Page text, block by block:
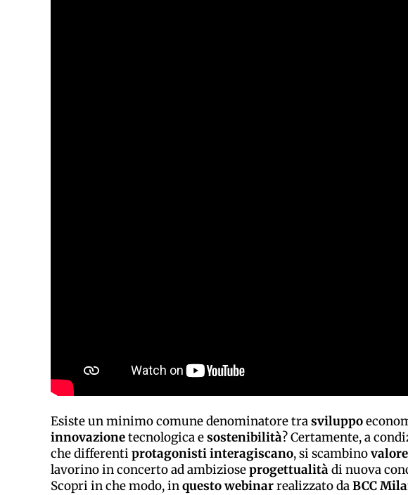
Esiste un minimo comune denominatore trasviluppo
innovazionetecnologica esostenibilità? Certamente, a
che differenti protagonistiinteragiscano, si scambinovalore
lavorino in concerto ad ambizioseprogettualitàdi nuova
Scopri in che modo, inquesto webinarrealizzato daBCC